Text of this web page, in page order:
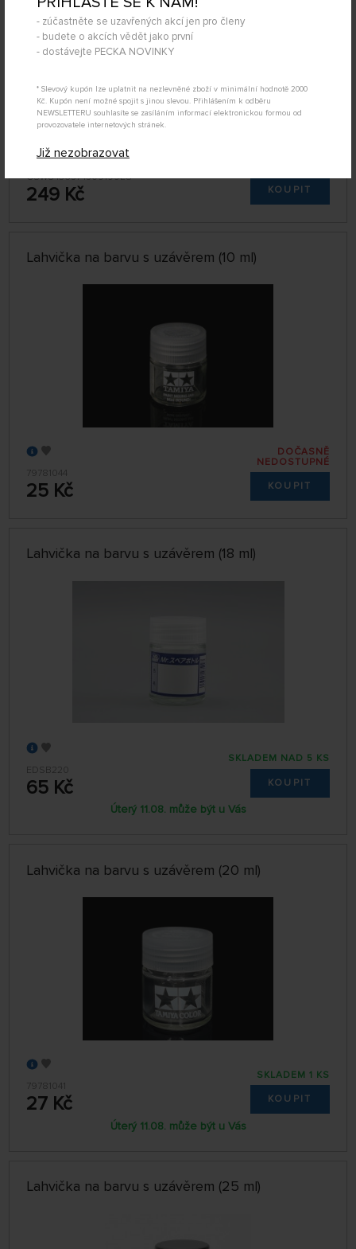
- zúčastněte se uzavřených akcí jen pro členy
- budete o akcích vědět jako první
- dostávejte PECKA NOVINKY
* Slevový kupón lze uplatnit na nezlevněné zboží v minimální hodnotě 2000
Kč. Kupón není možné spojit s jinou slevou. Přihlášením k odběru
NEWSLETTERU souhlasíte se zasíláním informací elektronickou formou od
provozovatele internetových stránek.
Již nezobrazovat
GSW8436574509199ES
249 Kč KOUPIT
Lahvička na barvu s uzávěrem (10 ml)
79781044
25 Kč
DOČASNĚ
NEDOSTUPNÉ
KOUPIT
Lahvička na barvu s uzávěrem (18 ml)
EDSB220
65 Kč
SKLADEM NAD 5 KS
KOUPIT
Úterý 11.08. může být u Vás
Lahvička na barvu s uzávěrem (20 ml)
79781041
27 Kč
SKLADEM 1 KS
KOUPIT
Úterý 11.08. může být u Vás
Lahvička na barvu s uzávěrem (25 ml)